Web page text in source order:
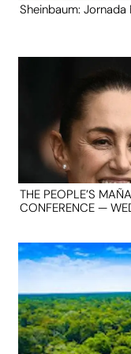
Sheinbaum:
THE PEOPLE’S
CONFERENCE —